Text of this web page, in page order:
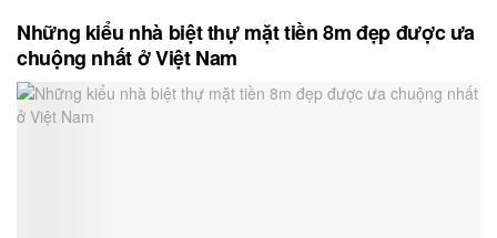
Những kiểu nhà biệt thự mặt tiền 8m đẹp được ưa
chuộng nhất ở Việt Nam